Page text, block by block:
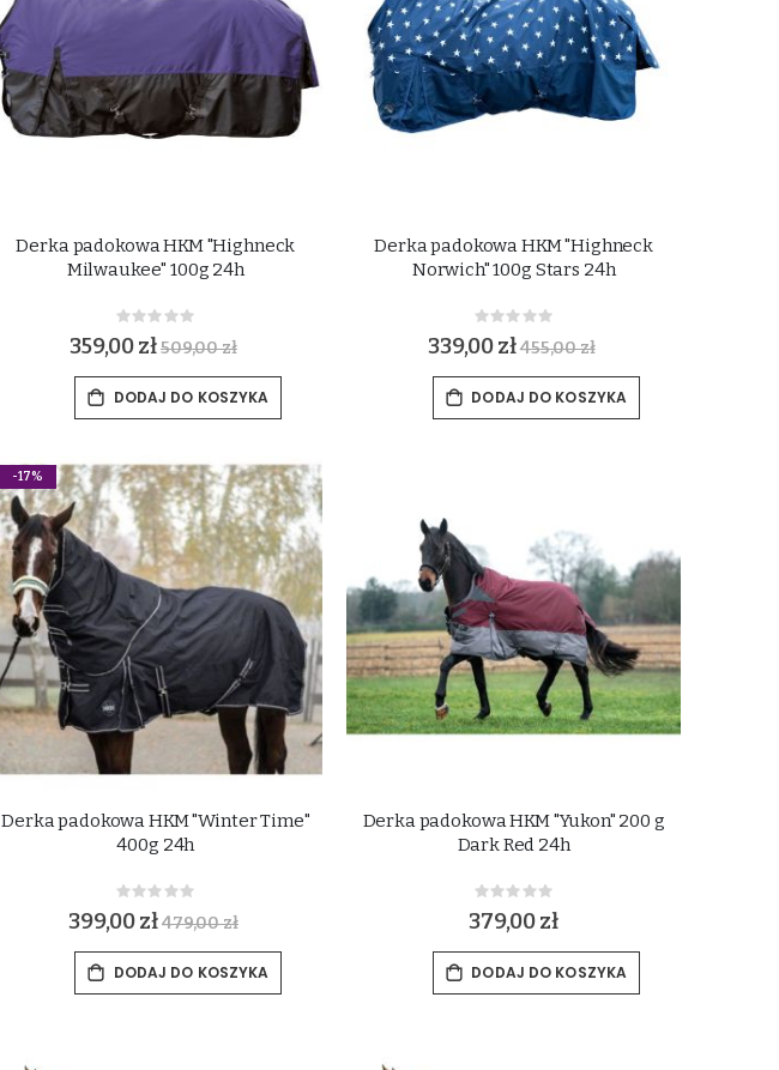
Derka padokowa HKM "Highneck
Milwaukee" 100g 24h
Rating:
0%
359,00 zł509,00 zł
DODAJ DO KOSZYKA
Derka padokowa HKM "Highneck
Norwich" 100g Stars 24h
Rating:
0%
339,00 zł455,00 zł
DODAJ DO KOSZYKA
-17%
Derka padokowa HKM "Winter Time"
400g 24h
Rating:
0%
399,00 zł479,00 zł
DODAJ DO KOSZYKA
Derka padokowa HKM "Yukon" 200 g
Dark Red 24h
Rating:
0%
379,00 zł
DODAJ DO KOSZYKA